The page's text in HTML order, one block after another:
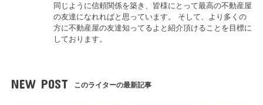
同じように信頼関係を築き、皆様にとって最高の不動産屋
の友達になれればと思っています。 そして、より多くの
方に不動産屋の友達知ってるよと紹介頂けることを目標に
しております。
NEW POST このライターの最新記事